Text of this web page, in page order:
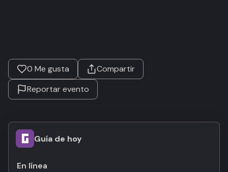
0 Me gusta
Compartir
Reportar evento
Guía de hoy
En línea